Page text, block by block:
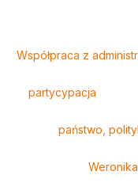
Współpraca z
partycypacja
państwo,